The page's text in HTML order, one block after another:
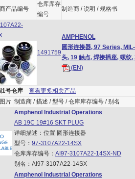
产品编号
仓库库存
编号
制造商 / 说明 / 规格书
1491759
AMPHENOL
圆形连接器, 97 Series,
头, 19 触点, 焊接插座, 螺纹,
(EN)
号仓库
查看更多相关产品
片 制造商 / 描述 / 型号 / 仓库库存编号 / 别名
Amphenol Industrial Operations
AB 19C 19#16 SKT PLUG
详细描述：位置 圆形连接器
型号： 97-3107A22-14SX
仓库库存编号： AI97-3107A22-14SX-ND
别名：AI97-3107A22-14SX
Amphenol Industrial Operations